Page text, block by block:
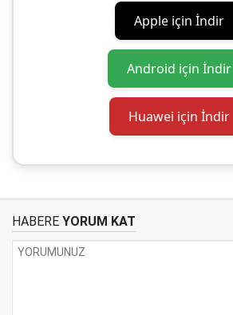
Apple için İndir
Android için İndir
Huawei için İndir
HABERE YORUM KAT